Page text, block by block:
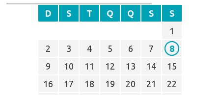
D S T Q Q S
S
1
2
3 4 5 6 7
8
9
10 11 12 13 14
15
16
17 18 19 20 21
22